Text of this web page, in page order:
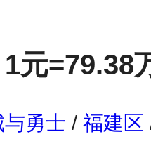
1元=79.38
勇士 / 福建区